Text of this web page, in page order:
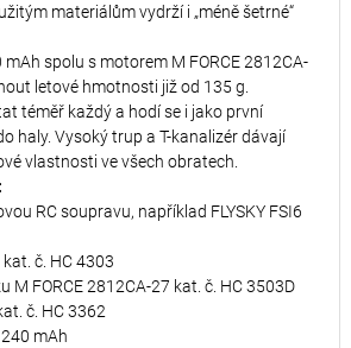
materiálům vydrží i „méně šetrné“
mAh spolu s motorem M FORCE 2812CA-
letové hmotnosti již od 135 g.
téměř každý a hodí se i jako první
haly. Vysoký trup a T-kanalizér dávají
vlastnosti ve všech obratech.
RC soupravu, například FLYSKY FSI6
č. HC 4303
M FORCE 2812CA-27 kat. č. HC 3503D
č. HC 3362
mAh